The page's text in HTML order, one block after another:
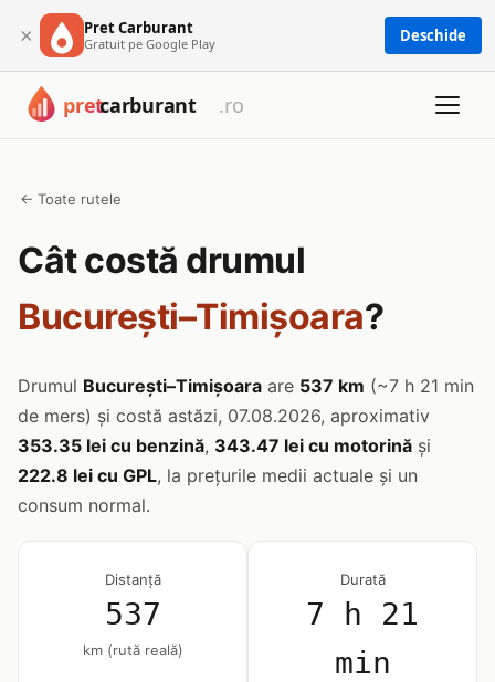
× Pret Carburant
Gratuit pe Google Play Deschide
← Toate rutele
Cât costă drumul
București–Timișoara?
Drumul București–Timișoara are 537 km (~7 h 21 min
de mers) și costă astăzi, 07.08.2026, aproximativ
353.35 lei cu benzină, 343.47 lei cu motorină și
222.8 lei cu GPL, la prețurile medii actuale și un
consum normal.
Distanță
537
km (rută reală)
Durată
7 h 21
min